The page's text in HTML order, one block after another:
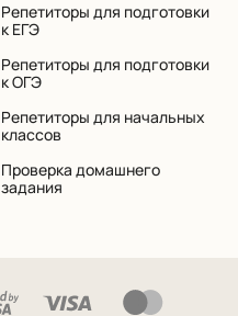
Репетиторы для подготовки
к ЕГЭ
Репетиторы для подготовки
к ОГЭ
Репетиторы для начальных
классов
Проверка домашнего
задания